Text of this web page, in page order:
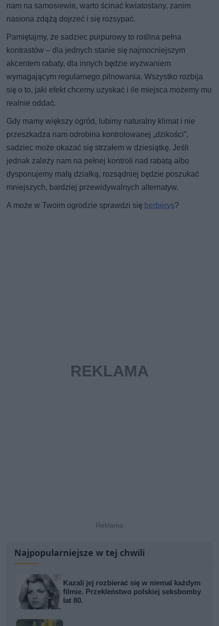
nam na samosiewie, warto ścinać kwiatostany, zanim
nasiona zdążą dojrzeć i się rozsypać.
Pamiętajmy, że sadziec purpurowy to roślina pełna
kontrastów – dla jednych stanie się najmocniejszym
akcentem rabaty, dla innych będzie wyzwaniem
wymagającym regularnego pilnowania. Wszystko rozbija
się o to, jaki efekt chcemy uzyskać i ile miejsca możemy mu
realnie oddać.
Gdy mamy większy ogród, lubimy naturalny klimat i nie
przeszkadza nam odrobina kontrolowanej „dzikości”,
sadziec może okazać się strzałem w dziesiątkę. Jeśli
jednak zależy nam na pełnej kontroli nad rabatą albo
dysponujemy małą działką, rozsądniej będzie poszukać
mniejszych, bardziej przewidywalnych alternatyw.
A może w Twoim ogrodzie sprawdzi się berberys?
Najpopularniejsze w tej chwili
Kazali jej rozbierać się w niemal każdym
filmie. Przekleństwo polskiej seksbomby
lat 80.